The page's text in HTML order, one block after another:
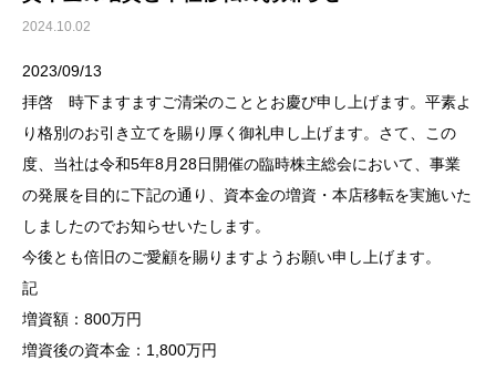
2024.10.02
2023/09/13
拝啓 時下ますますご清栄のこととお慶び申し上げます。平素よ
り格別のお引き立てを賜り厚く御礼申し上げます。さて、この
度、当社は令和5年8月28日開催の臨時株主総会において、事業
の発展を目的に下記の通り、資本金の増資・本店移転を実施いた
しましたのでお知らせいたします。
今後とも倍旧のご愛顧を賜りますようお願い申し上げます。
記
増資額：800万円
増資後の資本金：1,800万円